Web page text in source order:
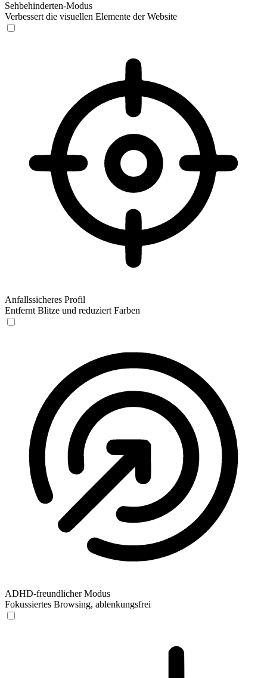
Sehbehinderten-Modus
Verbessert die visuellen Elemente der Website
Anfallssicheres Profil
Entfernt Blitze und reduziert Farben
ADHD-freundlicher Modus
Fokussiertes Browsing, ablenkungsfrei